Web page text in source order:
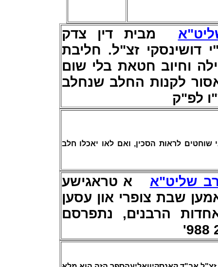
מבית דין צדק
דושינסקי זצ"ל. חליבת
וחיוב חטאת בלי שום
לקנות החלב שנחלב
לפ"ק
שוחטים לראות הסכין, ואם לאו יאכלו חלב
שליט"א א טראגישע
שבת צופרי און עסען
הרבנים, נתפרסם